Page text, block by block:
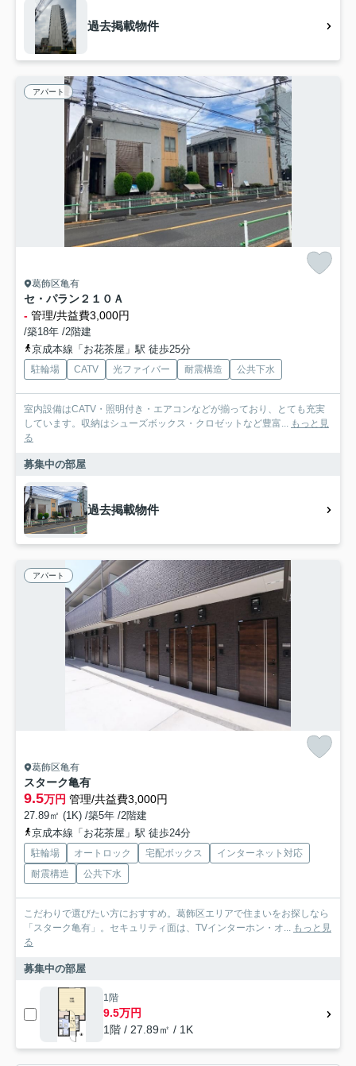
過去掲載物件
アパート
葛飾区亀有
セ・パラン２１０Ａ
- 管理/共益費3,000円
/築18年 /2階建
京成本線「お花茶屋」駅 徒歩25分
駐輪場 CATV 光ファイバー 耐震構造 公共下水
室内設備はCATV・照明付き・エアコンなどが揃っており、とても充実
しています。収納はシューズボックス・クロゼットなど豊富... もっと見
る
募集中の部屋
過去掲載物件
アパート
葛飾区亀有
スターク亀有
9.5万円 管理/共益費3,000円
27.89㎡ (1K) /築5年 /2階建
京成本線「お花茶屋」駅 徒歩24分
駐輪場 オートロック 宅配ボックス
インターネット対応
耐震構造
公共下水
こだわりで選びたい方におすすめ。葛飾区エリアで住まいをお探しなら
「スターク亀有」。セキュリティ面は、TVインターホン・オ... もっと見
る
募集中の部屋
1階
9.5万円
1階 / 27.89㎡ / 1K